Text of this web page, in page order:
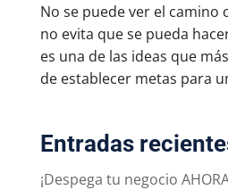
No se puede ver el camino
no evita que se pueda
es una de las ideas que
de establecer metas para
Entradas
¡Despega tu negocio